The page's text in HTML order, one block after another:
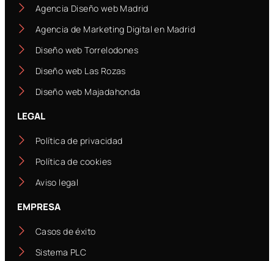
Agencia Diseño web Madrid
Agencia de Marketing Digital en Madrid
Diseño web Torrelodones
Diseño web Las Rozas
Diseño web Majadahonda
LEGAL
Política de privacidad
Política de cookies
Aviso legal
EMPRESA
Casos de éxito
Sistema PLC